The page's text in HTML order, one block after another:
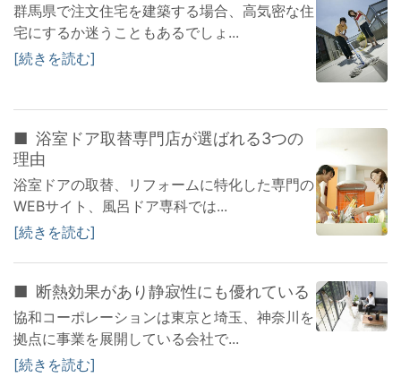
群馬県で注文住宅を建築する場合、高気密な住
宅にするか迷うこともあるでしょ...
続きを読む
浴室ドア取替専門店が選ばれる3つの
理由
浴室ドアの取替、リフォームに特化した専門の
WEBサイト、風呂ドア専科では...
続きを読む
断熱効果があり静寂性にも優れている
協和コーポレーションは東京と埼玉、神奈川を
拠点に事業を展開している会社で...
続きを読む